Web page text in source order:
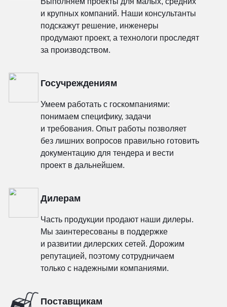
и крупных компаний. Наши консультанты
подскажут решение, инженеры
продумают проект, а технологи проследят
за производством.
Госучреждениям
Умеем работать с госкомпаниями:
понимаем специфику, задачи
и требования. Опыт работы позволяет
без лишних вопросов правильно готовить
документацию для тендера и вести
проект в дальнейшем.
Дилерам
Часть продукции продают наши дилеры.
Мы заинтересованы в поддержке
и развитии дилерских сетей. Дорожим
репутацией, поэтому сотрудничаем
только с надежными компаниями.
Поставщикам